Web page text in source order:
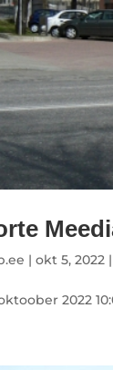
|okt 5, 2022 |
2022